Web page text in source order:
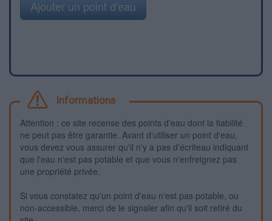
Ajouter un point d'eau
Informations
Attention : ce site recense des points d'eau dont la fiabilité
ne peut pas être garantie. Avant d'utiliser un point d'eau,
vous devez vous assurer qu'il n'y a pas d'écriteau indiquant
que l'eau n'est pas potable et que vous n'enfreignez pas
une propriété privée.
Si vous constatez qu'un point d'eau n'est pas potable, ou
non-accessible, merci de le signaler afin qu'il soit retiré du